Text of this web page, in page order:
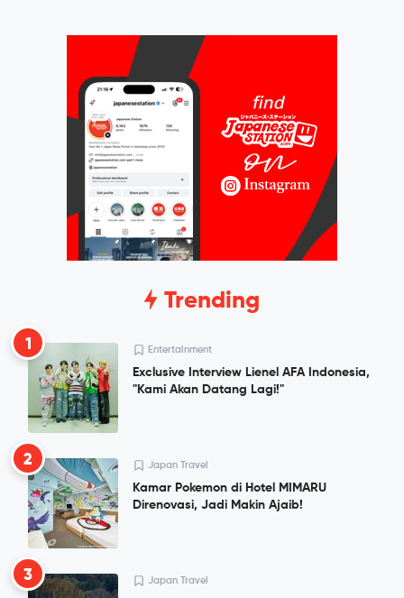
Trending
1 Entertainment
Exclusive Interview Lienel AFA Indonesia,
"Kami Akan Datang Lagi!"
2 Japan Travel
Kamar Pokemon di Hotel MIMARU
Direnovasi, Jadi Makin Ajaib!
3 Japan Travel